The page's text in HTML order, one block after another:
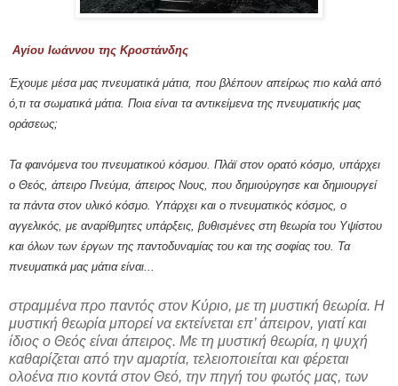
Αγίου Ιωάννου της Κροστάνδης
Έχουμε μέσα μας πνευματικά μάτια, που βλέπουν απείρως πιο καλά από
ό,τι τα σωματικά μάτια. Ποια είναι τα αντικείμενα της πνευματικής μας
οράσεως;
Τα φαινόμενα του πνευματικού κόσμου. Πλάϊ στον ορατό κόσμο, υπάρχει
ο Θεός, άπειρο Πνεύμα, άπειρος Νους, που δημιούργησε και δημιουργεί
τα πάντα στον υλικό κόσμο. Υπάρχει και ο πνευματικός κόσμος, ο
αγγελικός, με αναρίθμητες υπάρξεις, βυθισμένες στη θεωρία του Υψίστου
και όλων των έργων της παντοδυναμίας του και της σοφίας του. Τα
πνευματικά μας μάτια είναι...
στραμμένα προ παντός στον Κύριο, με τη μυστική θεωρία. Η
μυστική θεωρία μπορεί να εκτείνεται επ’ άπειρον, γιατί και
ίδιος ο Θεός είναι άπειρος. Με τη μυστική θεωρία, η ψυχή
καθαρίζεται από την αμαρτία, τελειοποιείται και φέρεται
ολοένα πιο κοντά στον Θεό, την πηγή του φωτός μας, των